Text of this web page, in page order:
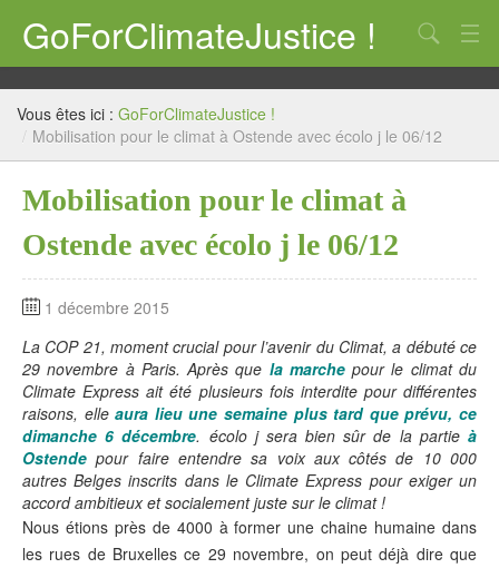
GoForClimateJustice !
Qui ? Quoi ? Pourquoi ?
Notre position
Mais où est la manif ??
COP21, et après ?
écolo j te propose un k-way à son image !
Liens
Vous êtes ici : GoForClimateJustice !
/ Mobilisation pour le climat à Ostende avec écolo j le 06/12
Mobilisation pour le climat à
Ostende avec écolo j le 06/12
1 décembre 2015
La COP 21, moment crucial pour l’avenir du Climat, a débuté ce
29 novembre à Paris. Après que la marchepour le climat du
Climate Express ait été plusieurs fois interdite pour différentes
raisons, elleaura lieu une semaine plus tard que prévu, ce
dimanche 6 décembre. écolo j sera bien sûr de la partieà
Ostende pour faire entendre sa voix aux côtés de 10 000
autres Belges inscrits dans le Climate Express pour exiger un
accord ambitieux et socialement juste sur le climat !
Nous étions près de 4000 à former une chaine humaine dans
les rues de Bruxelles ce 29 novembre, on peut déjà dire que